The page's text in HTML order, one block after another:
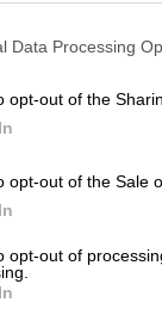
Data Processing
opt-out of the
opt-out of the Sale
opt-out of
οργάνωση
το 2019
,
του
από τη